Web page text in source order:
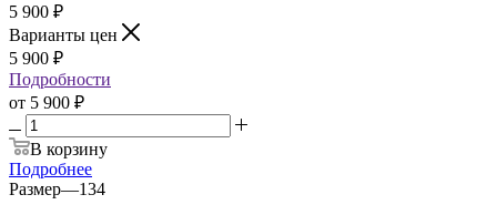
5 900 ₽
Варианты цен
5 900 ₽
Подробности
от 5 900 ₽
В корзину
Подробнее
Размер—134